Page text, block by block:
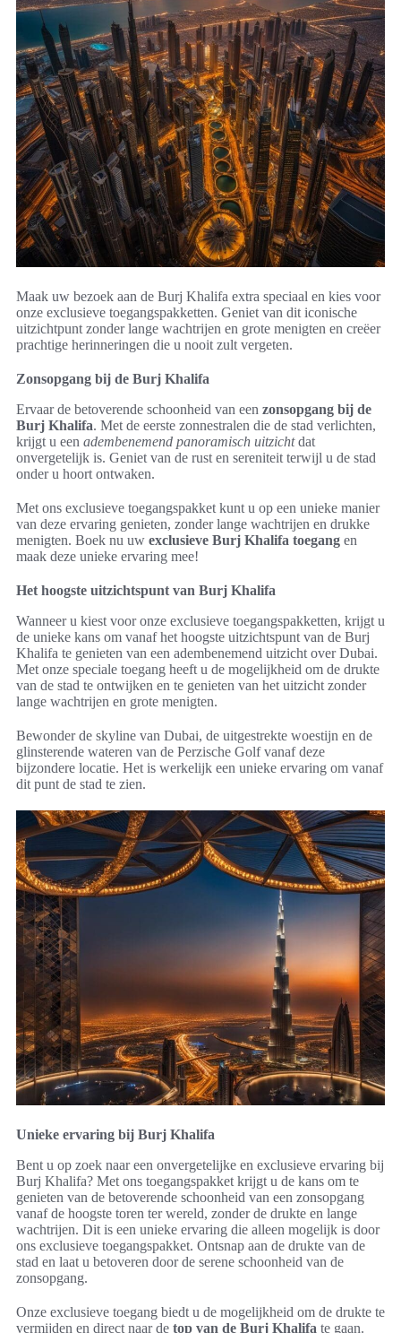
Maak uw bezoek aan de Burj Khalifa extra speciaal en kies voor
onze exclusieve toegangspakketten. Geniet van dit iconische
uitzichtpunt zonder lange wachtrijen en grote menigten en creëer
prachtige herinneringen die u nooit zult vergeten.
Zonsopgang bij de Burj Khalifa
Ervaar de betoverende schoonheid van een zonsopgang bij de
Burj Khalifa. Met de eerste zonnestralen die de stad verlichten,
krijgt u een adembenemend panoramisch uitzichtdat
onvergetelijk is. Geniet van de rust en sereniteit terwijl u de stad
onder u hoort ontwaken.
Met ons exclusieve toegangspakket kunt u op een unieke manier
van deze ervaring genieten, zonder lange wachtrijen en drukke
menigten. Boek nu uw exclusieve Burj Khalifa toegang en
maak deze unieke ervaring mee!
Het hoogste uitzichtspunt van Burj Khalifa
Wanneer u kiest voor onze exclusieve toegangspakketten, krijgt u
de unieke kans om vanaf het hoogste uitzichtspunt van de Burj
Khalifa te genieten van een adembenemend uitzicht over Dubai.
Met onze speciale toegang heeft u de mogelijkheid om de drukte
van de stad te ontwijken en te genieten van het uitzicht zonder
lange wachtrijen en grote menigten.
Bewonder de skyline van Dubai, de uitgestrekte woestijn en de
glinsterende wateren van de Perzische Golf vanaf deze
bijzondere locatie. Het is werkelijk een unieke ervaring om vanaf
dit punt de stad te zien.
Unieke ervaring bij Burj Khalifa
Bent u op zoek naar een onvergetelijke en exclusieve ervaring bij
Burj Khalifa? Met ons toegangspakket krijgt u de kans om te
genieten van de betoverende schoonheid van een zonsopgang
vanaf de hoogste toren ter wereld, zonder de drukte en lange
wachtrijen. Dit is een unieke ervaring die alleen mogelijk is door
ons exclusieve toegangspakket. Ontsnap aan de drukte van de
stad en laat u betoveren door de serene schoonheid van de
zonsopgang.
Onze exclusieve toegang biedt u de mogelijkheid om de drukte te
vermijden en direct naar de top van de Burj Khalifa te gaan.